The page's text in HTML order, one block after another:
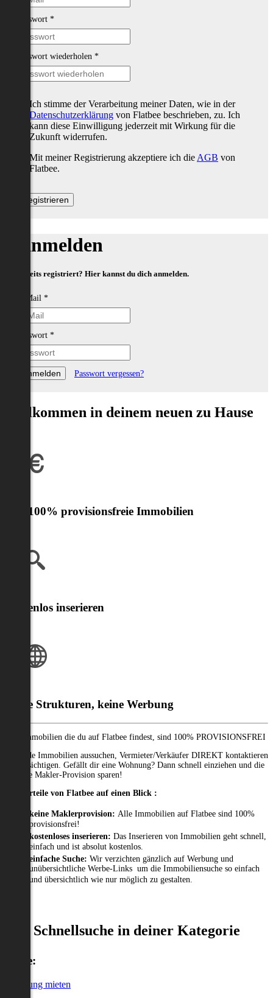
Passwort *
Passwort wiederholen *
Ich stimme der Verarbeitung meiner Daten, wie in der
Datenschutzerklärung von Flatbee beschrieben, zu. Ich
kann diese Einwilligung jederzeit mit Wirkung für die
Zukunft widerrufen.
Mit meiner Registrierung akzeptiere ich die AGB von
Flatbee.
Anmelden
Bereits registriert? Hier kannst du dich anmelden.
E-Mail *
Passwort *
Passwort vergessen?
Willkommen in deinem neuen zu Hause
Nur 100% provisionsfreie Immobilien
Kostenlos inserieren
Klare Strukturen, keine Werbung
Alle Immobilien die du auf Flatbee findest, sind 100% PROVISIONSFREI
Passende Immobilien aussuchen, Vermieter/Verkäufer DIREKT kontaktieren
und besichtigen. Gefällt dir eine Wohnung? Dann schnell einziehen und die
gesamte Makler-Provision sparen!
Die Vorteile von Flatbee auf einen Blick :
keine Maklerprovision: Alle Immobilien auf Flatbee sind 100%
provisionsfrei!
kostenloses inserieren: Das Inserieren von Immobilien geht schnell,
einfach und ist absolut kostenlos.
einfache Suche: Wir verzichten gänzlich auf Werbung und
unübersichtliche Werbe-Links um die Immobiliensuche so einfach
und übersichtlich wie nur möglich zu gestalten.
Schnellsuche in deiner Kategorie
Miete:
Wohnung mieten